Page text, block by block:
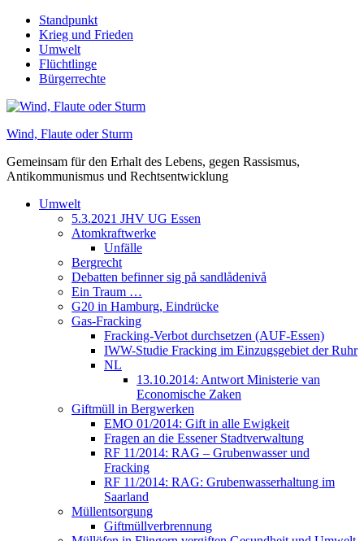
Skip
content
Standpunkt
Krieg und Frieden
Umwelt
Flüchtlinge
Bürgerrechte
Wind, Flaute oder Sturm
Gemeinsam für den Erhalt des Lebens, gegen Rassismus,
Antikommunismus und Rechtsentwicklung
Umwelt
5.3.2021 JHV UG Essen
Atomkraftwerke
Unfälle
Bergrecht
Debatten befinner sig på sandlådenivå
Ein Traum …
G20 in Hamburg, Eindrücke
Gas-Fracking
Fracking-Verbot durchsetzen (AUF-Essen)
IWW-Studie Fracking im Einzugsgebiet der Ruhr
NL
13.10.2014: Antwort Ministerie van
Economische Zaken
Giftmüll in Bergwerken
EMO 01/2014: Gift in alle Ewigkeit
Fragen an die Essener Stadtverwaltung
RF 11/2014: RAG – Grubenwasser und
Fracking
RF 11/2014: RAG: Grubenwasserhaltung im
Saarland
Müllentsorgung
Giftmüllverbrennung